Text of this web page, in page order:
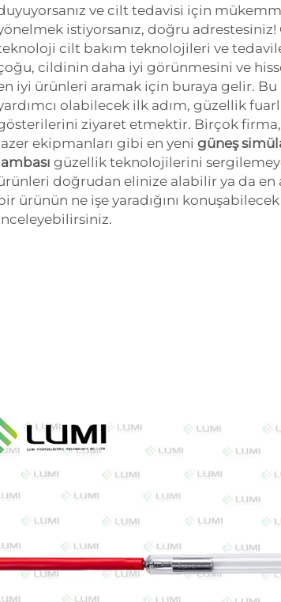
ve cilt tedavisi için
istiyorsanız, doğru adrestesiniz!
cilt bakım teknolojileri ve
cildinin daha iyi görünmesini ve
iyi ürünleri aramak için buraya gelir. Bu
olabilecek ilk adım, güzellik
ziyaret etmektir. Birçok
ekipmanları gibi en yeni güneş
güzellik teknolojilerini
doğrudan elinize alabilir ya da en
ürünün ne işe yaradığını